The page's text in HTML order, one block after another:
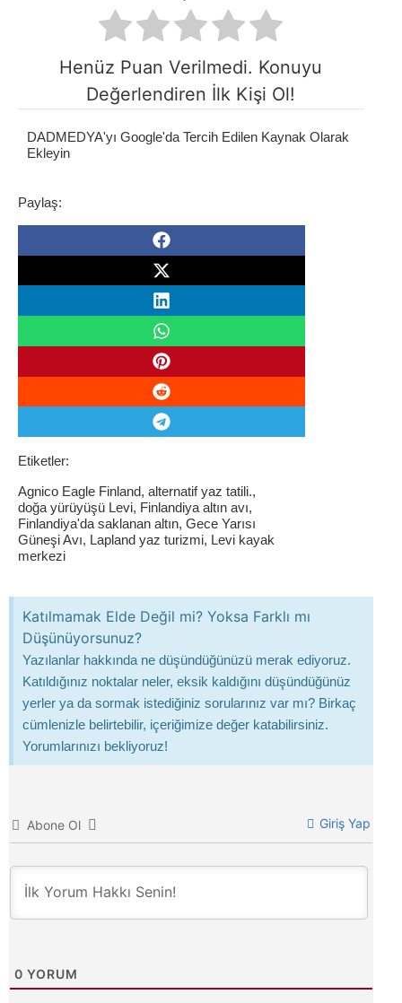
Henüz Puan Verilmedi. Konuyu
Değerlendiren İlk Kişi Ol!
DADMEDYA'yı Google'da Tercih Edilen Kaynak Olarak
Ekleyin
Paylaş:
Etiketler:
Agnico Eagle Finland, alternatif yaz tatili.,
doğa yürüyüşü Levi, Finlandiya altın avı,
Finlandiya'da saklanan altın, Gece Yarısı
Güneşi Avı, Lapland yaz turizmi, Levi kayak
merkezi
Katılmamak Elde Değil mi? Yoksa Farklı mı
Düşünüyorsunuz?
Yazılanlar hakkında ne düşündüğünüzü merak ediyoruz.
Katıldığınız noktalar neler, eksik kaldığını düşündüğünüz
yerler ya da sormak istediğiniz sorularınız var mı? Birkaç
cümlenizle belirtebilir, içeriğimize değer katabilirsiniz.
Yorumlarınızı bekliyoruz!
Abone Ol Giriş Yap
0 YORUM